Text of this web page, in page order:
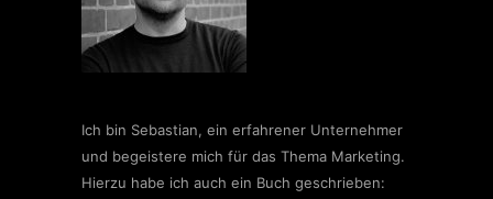
Ich bin Sebastian, ein erfahrener Unternehmer
und begeistere mich für das Thema Marketing.
Hierzu habe ich auch ein Buch geschrieben: